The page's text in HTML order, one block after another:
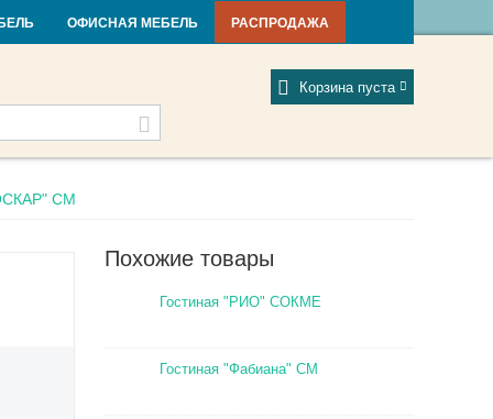
Мой профиль
и новости Фабрики Отзывы
Корзина пуста
ОФИСНАЯ МЕБЕЛЬ РАСПРОДАЖА
СМ
Похожие товары
Гостиная "РИО" СОКМЕ
Гостиная "Фабиана" СМ